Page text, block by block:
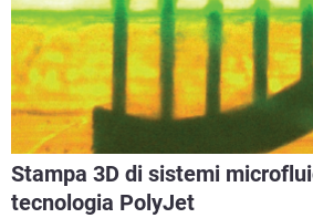
Stampa 3D di sistemi
tecnologia PolyJet